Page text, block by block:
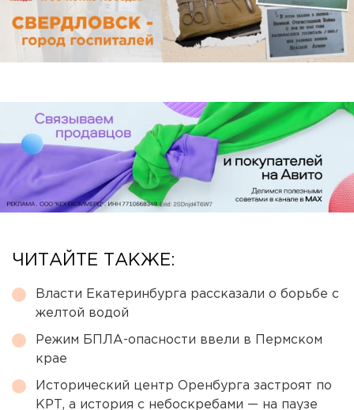
ЧИТАЙТЕ ТАКЖЕ:
Власти Екатеринбурга рассказали о борьбе с
желтой водой
Режим БПЛА-опасности ввели в Пермском
крае
Исторический центр Оренбурга застроят по
КРТ, а история с небоскребами — на паузе